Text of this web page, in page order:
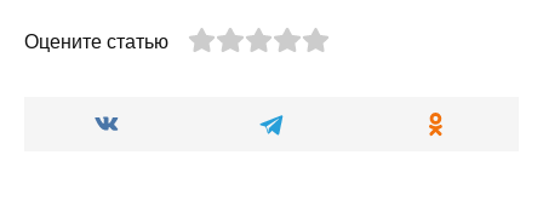
Оцените статью